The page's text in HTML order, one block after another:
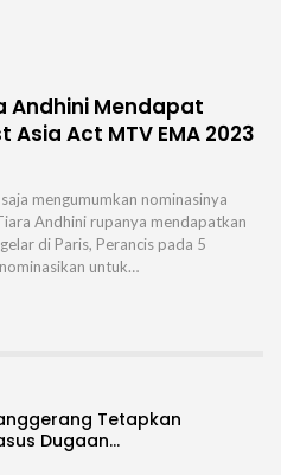
Andhini Mendapat
Act MTV EMA 2023
mengumumkan nominasinya
Andhini rupanya mendapatkan
di Paris, Perancis pada 5
untuk…
Tetapkan
Dugaan…